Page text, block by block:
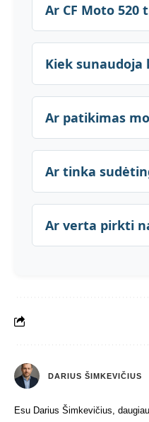
Ar CF Moto 520
Kiek sunaudoja
Ar patikimas
Ar tinka
Ar verta pirkti
DARIUS ŠIMKEVIČIUS
Esu Darius Šimkevičius,